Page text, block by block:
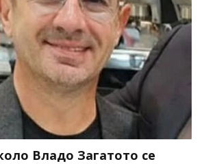
Владо Загатото се